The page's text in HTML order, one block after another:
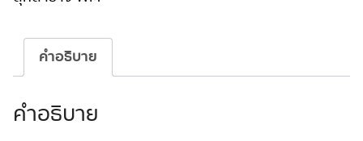
cm
คำอธิบาย
คำอธิบาย